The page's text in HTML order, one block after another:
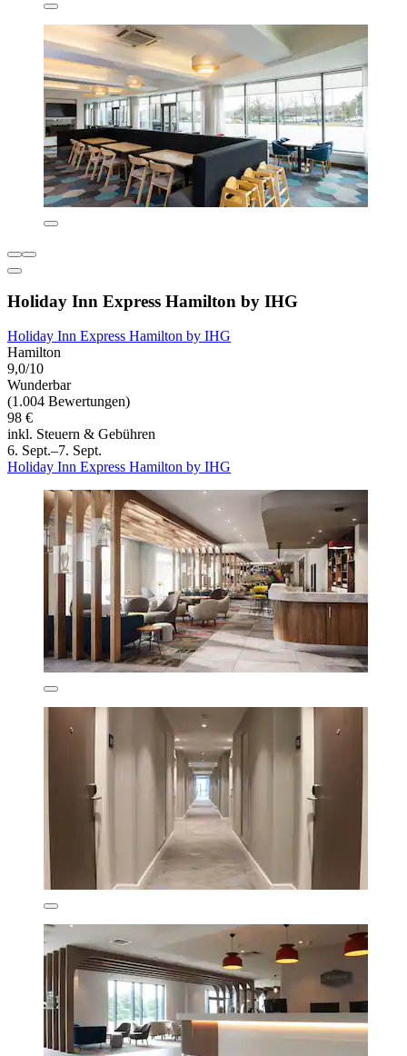
Holiday Inn Express Hamilton by IHG
Holiday Inn Express Hamilton by IHG
Hamilton
9,0/10
Wunderbar
(1.004 Bewertungen)
98 €
inkl. Steuern & Gebühren
6. Sept.–7. Sept.
Holiday Inn Express Hamilton by IHG